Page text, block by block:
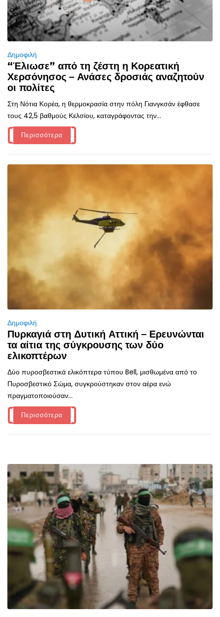
Δημοφιλή
“Έλιωσε” από τη ζέστη η Κορεατική
Χερσόνησος – Ανάσες δροσιάς αναζητούν
οι πολίτες
Στη Νότια Κορέα, η θερμοκρασία στην πόλη Γιανγκσάν έφθασε
τους 42,5 βαθμούς Κελσίου, καταγράφοντας την...
Περισσότερα
Δημοφιλή
Πυρκαγιά στη Δυτική Αττική – Ερευνώνται
τα αίτια της σύγκρουσης των δύο
ελικοπτέρων
Δύο πυροσβεστικά ελικόπτερα τύπου Bell, μισθωμένα από το
Πυροσβεστικό Σώμα, συγκρούστηκαν στον αέρα ενώ
πραγματοποιούσαν...
Περισσότερα